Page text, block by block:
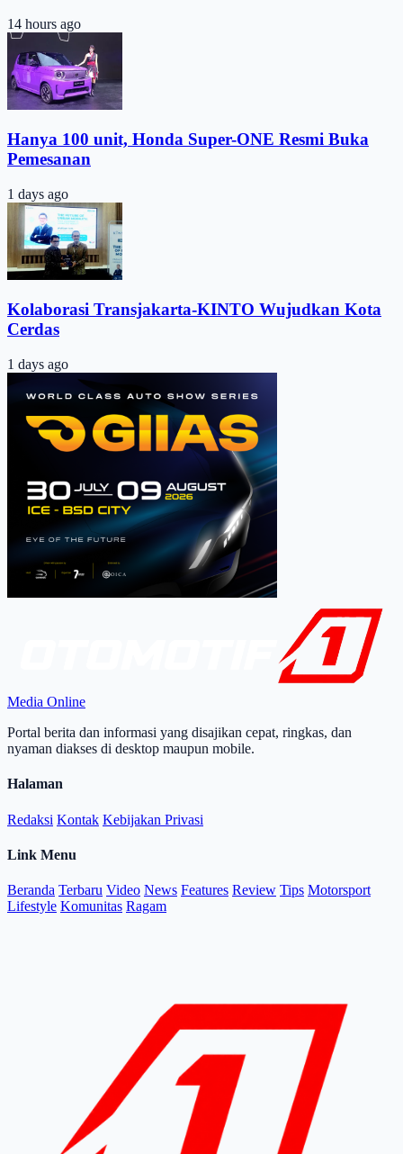
14 hours ago
Hanya 100 unit, Honda Super-ONE Resmi Buka
Pemesanan
1 days ago
Kolaborasi Transjakarta-KINTO Wujudkan Kota
Cerdas
1 days ago
Media Online
Portal berita dan informasi yang disajikan cepat, ringkas, dan
nyaman diakses di desktop maupun mobile.
Halaman
Redaksi Kontak Kebijakan Privasi
Link Menu
Beranda Terbaru Video News Features Review Tips Motorsport
Lifestyle Komunitas Ragam